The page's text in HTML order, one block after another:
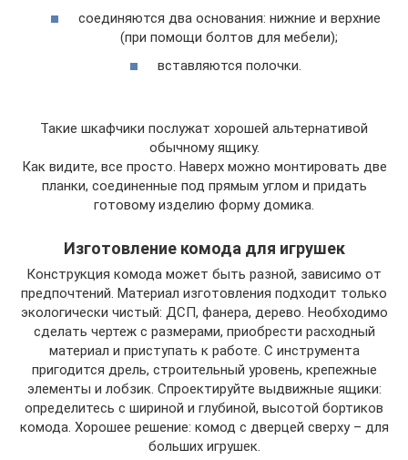
соединяются два основания: нижние и верхние
(при помощи болтов для мебели);
вставляются полочки.
Такие шкафчики послужат хорошей альтернативой
обычному ящику.
Как видите, все просто. Наверх можно монтировать две
планки, соединенные под прямым углом и придать
готовому изделию форму домика.
Изготовление комода для игрушек
Конструкция комода может быть разной, зависимо от
предпочтений. Материал изготовления подходит только
экологически чистый: ДСП, фанера, дерево. Необходимо
сделать чертеж с размерами, приобрести расходный
материал и приступать к работе. С инструмента
пригодится дрель, строительный уровень, крепежные
элементы и лобзик. Спроектируйте выдвижные ящики:
определитесь с шириной и глубиной, высотой бортиков
комода. Хорошее решение: комод с дверцей сверху – для
больших игрушек.